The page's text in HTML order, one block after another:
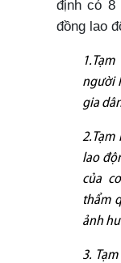
định có 8
đồng lao
người
gia
lao
của
thẩm
ảnh
3.